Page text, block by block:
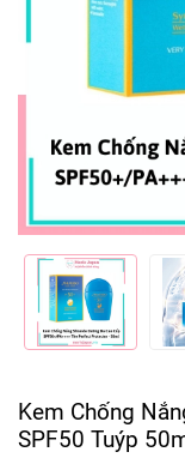
Kem Chống
SPF50 Tuýp